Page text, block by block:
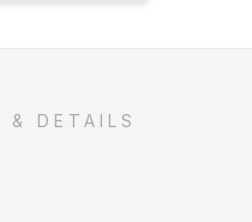
& DETAILS